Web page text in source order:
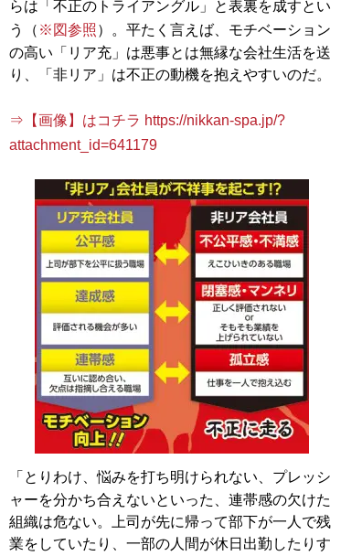
らは「不正のトライアングル」と表裏を成すとい
う（ ※図参照）。平たく言えば、モチベーション
の高い「リア充」は悪事とは無縁な会社生活を送
り、「非リア」は不正の動機を抱えやすいのだ。
⇒【画像】はコチラ https://nikkan-spa.jp/?
attachment_id=641179
「とりわけ、悩みを打ち明けられない、プレッシ
ャーを分かち合えないといった、連帯感の欠けた
組織は危ない。上司が先に帰って部下が一人で残
業をしていたり、一部の人間が休日出勤したりす